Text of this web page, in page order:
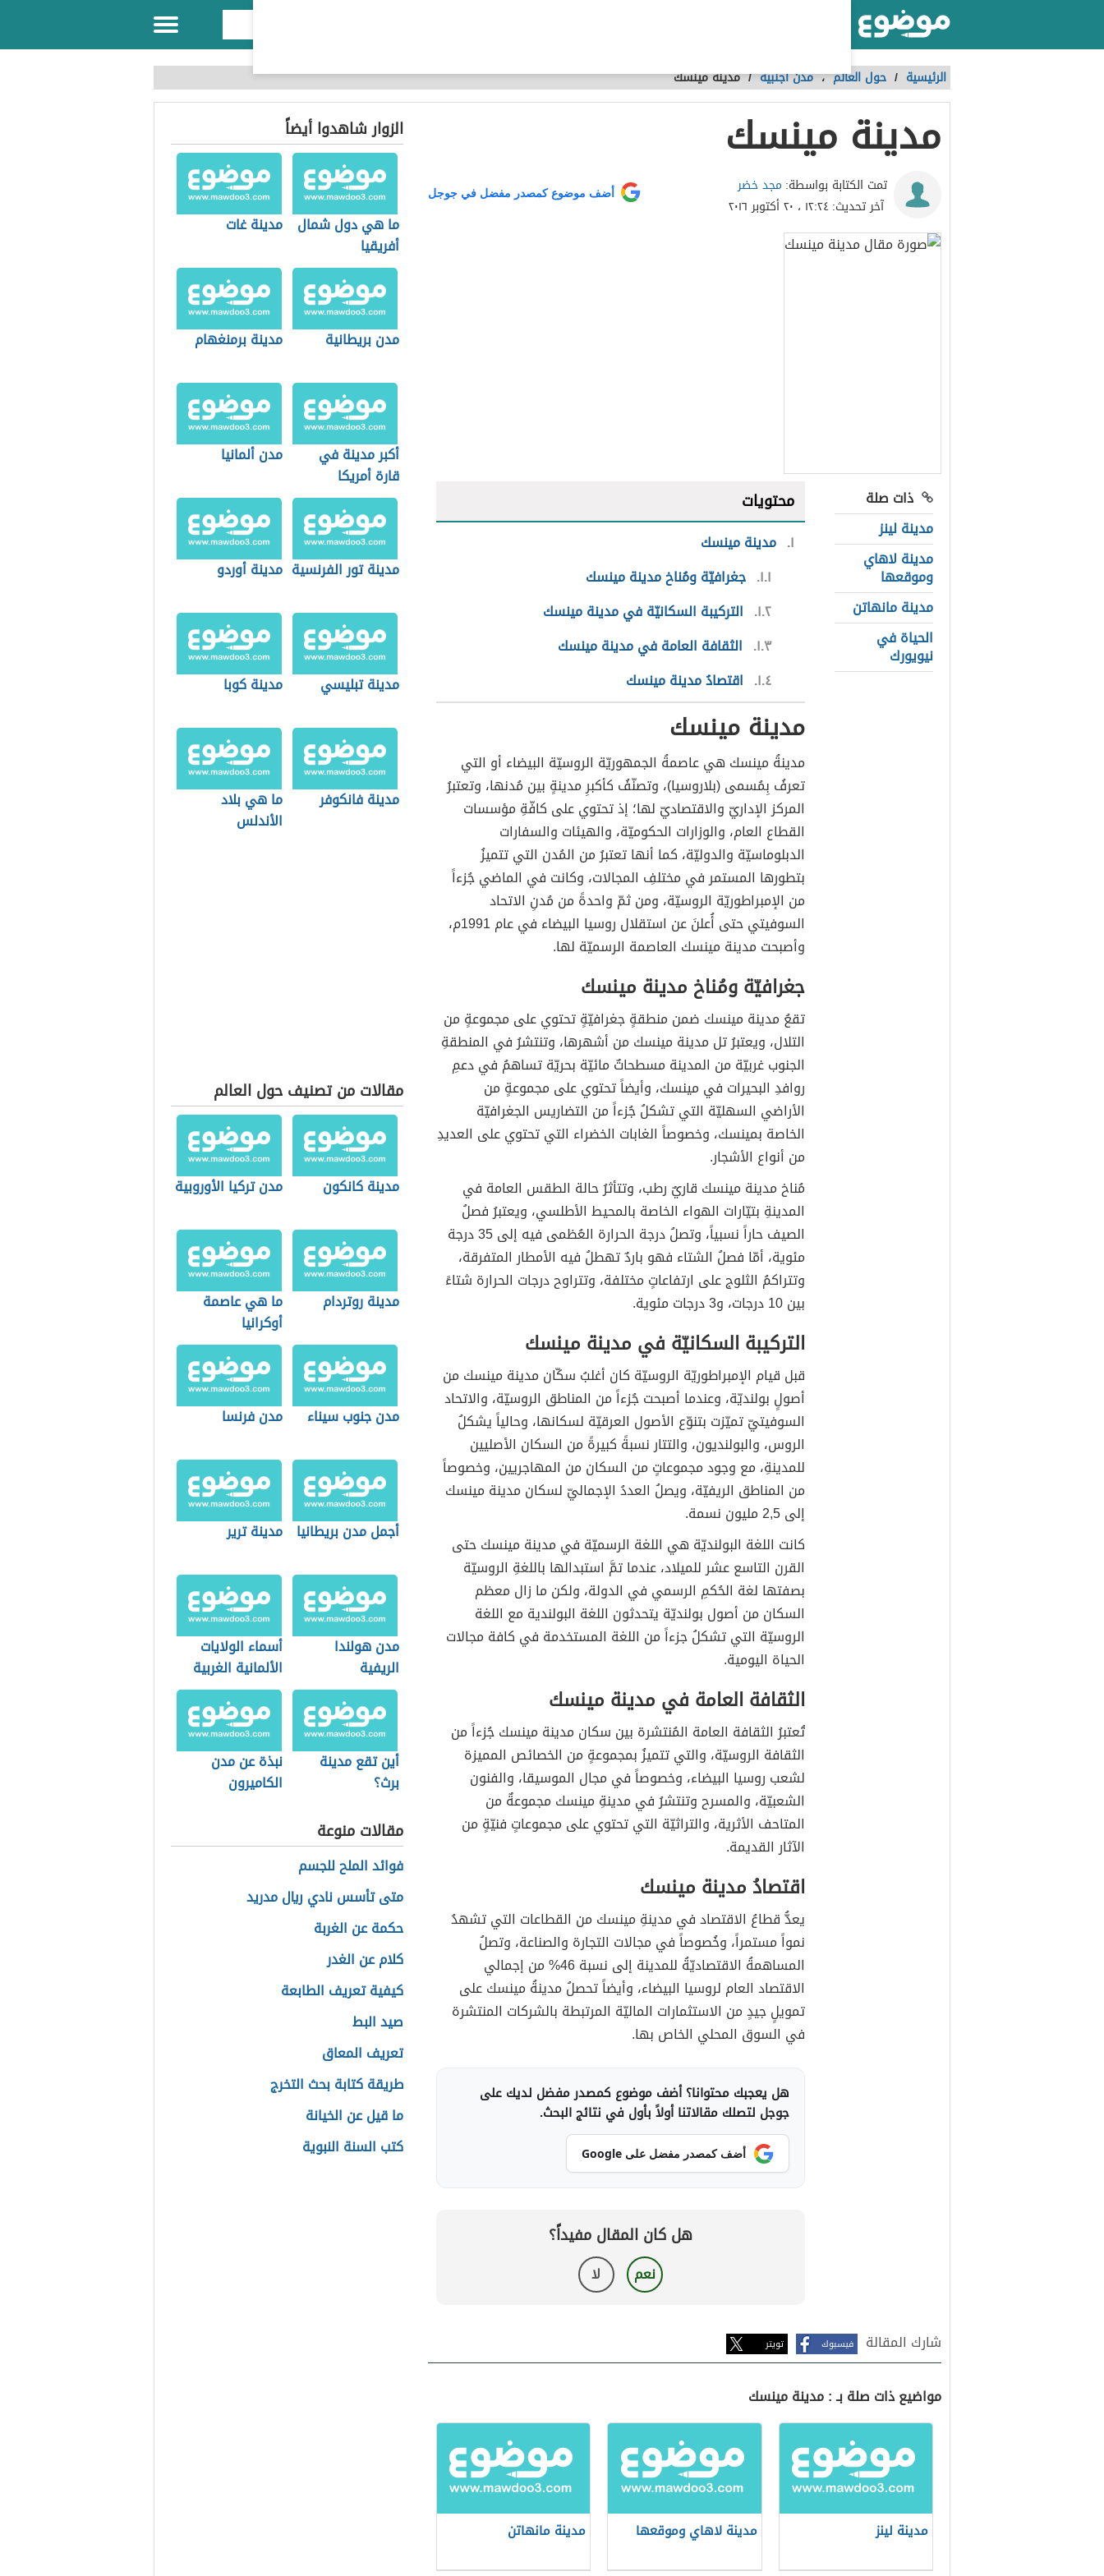
الرئيسية / حول العالم،مدن أجنبية /مدينة مينسك
مدينة مينسك
تمت الكتابة بواسطة: مجد خضر
آخر تحديث:١٢:٢٤ ، ٢٠ أكتوبر ٢٠١٦
أضف موضوع كمصدر مفضل في جوجل
ذات صلة
مدينة لينز
مدينة لاهاي
وموقعها
مدينة مانهاتن
الحياة في
نيويورك
محتويات
١ مدينة مينسك
١.١ جغرافيّة ومُناخ مدينة مينسك
١.٢ التركيبة السكانيّة في مدينة مينسك
١.٣ الثقافة العامة في مدينة مينسك
١.٤ اقتصادُ مدينة مينسك
مدينة مينسك
مدينةُ مينسك هي عاصمةُ الجمهوريّة الروسيّة البيضاء أو التي
تعرفُ بِمُسمى (بلاروسيا)، وتصنّفُ كأكبرِ مدينةٍ بين مُدنها، وتعتبرُ
المركز الإداريّ والاقتصاديّ لها؛ إذ تحتوي على كافّةِ مؤسسات
القطاع العام، والوزارات الحكوميّة، والهيئات والسفارات
الدبلوماسيّة والدوليّة، كما أنها تعتبرُ من المُدن التي تتميزُ
بتطورها المستمر في مختلفِ المجالات، وكانت في الماضي جُزءاً
من الإمبراطوريّة الروسيّة، ومن ثمّ واحدةً من مُدنِ الاتحاد
السوفيتي حتى أُعلنَ عن استقلال روسيا البيضاء في عام 1991م،
وأصبحت مدينة مينسك العاصمة الرسميّة لها.
جغرافيّة ومُناخ مدينة مينسك
تقعُ مدينة مينسك ضمن منطقةٍ جغرافيّةٍ تحتوي على مجموعةٍ من
التلال، ويعتبرُ تل مدينة مينسك من أشهرها، وتنتشرُ في المنطقةِ
الجنوب غربيّة من المدينة مسطحاتٌ مائيّة بحريّة تساهمُ في دعمِ
روافدِ البحيرات في مينسك، وأيضاً تحتوي على مجموعةٍ من
الأراضي السهليّة التي تشكلُ جُزءاً من التضاريس الجغرافيّة
الخاصة بمينسك، وخصوصاً الغابات الخضراء التي تحتوي على العديدِ
من أنواع الأشجار.
مُناخ مدينة مينسك قاريٌ رطب، وتتأثرُ حالة الطقس العامة في
المدينةِ بتيّارات الهواء الخاصة بالمحيط الأطلسي، ويعتبرُ فصلُ
الصيف حاراً نسبياً، وتصلُ درجة الحرارة العُظمى فيه إلى 35 درجة
مئوية، أمّا فصلُ الشتاء فهو باردٌ تهطلُ فيه الأمطار المتفرقة،
وتتراكمُ الثلوج على ارتفاعاتٍ مختلفة، وتتراوح درجات الحرارة شتاءً
بين 10 درجات، و3 درجات مئوية.
التركيبة السكانيّة في مدينة مينسك
قبل قيام الإمبراطوريّة الروسيّة كان أغلبُ سكّان مدينة مينسك من
أصولٍ بولنديّة، وعندما أصبحت جُزءاً من المناطق الروسيّة، والاتحاد
السوفيتيّ تميّزت بتنوّع الأصول العرقيّة لسكانها، وحالياً يشكلُ
الروس، والبولنديون، والتتار نسبةً كبيرةً من السكان الأصليين
للمدينةِ، مع وجود مجموعاتٍ من السكان من المهاجريين، وخصوصاً
من المناطق الريفيّة، ويصلُ العددُ الإجماليّ لسكان مدينة مينسك
إلى 2,5 مليون نسمة.
كانت اللغة البولنديّة هي اللغة الرسميّة في مدينة مينسك حتى
القرن التاسع عشر للميلاد، عندما تمَّ استبدالها باللغةِ الروسيّة
بصفتها لغة الحُكمِ الرسمي في الدولة، ولكن ما زال معظم
السكان من أصول بولنديّة يتحدثون اللغة البولندية مع اللغة
الروسيّة التي تشكلُ جزءاً من اللغة المستخدمة في كافة مجالات
الحياة اليومية.
الثقافة العامة في مدينة مينسك
تُعتبرُ الثقافة العامة المُنتشرة بين سكان مدينة مينسك جُزءاً من
الثقافة الروسيّة، والتي تتميزُ بمجموعةٍ من الخصائص المميزة
لشعب روسيا البيضاء، وخصوصاً في مجال الموسيقا، والفنون
الشعبيّة، والمسرح وتنتشرُ في مدينةِ مينسك مجموعةٌ من
المتاحف الأثرية، والتراثيّة التي تحتوي على مجموعاتٍ فنيّةٍ من
الآثار القديمة.
اقتصادُ مدينة مينسك
يعدُّ قطاعُ الاقتصاد في مدينةِ مينسك من القطاعات التي تشهدُ
نمواً مستمراً، وخُصوصاً في مجالات التجارة والصناعة، وتصلُ
المساهمةُ الاقتصاديّةُ للمدينة إلى نسبة 46% من إجمالي
الاقتصاد العام لروسيا البيضاء، وأيضاً تحصلُ مدينةُ مينسك على
تمويلٍ جيدٍ من الاستثمارات الماليّة المرتبطة بالشركات المنتشرة
في السوق المحلي الخاص بها.
هل يعجبك محتوانا؟ أضف موضوع كمصدر مفضل لديك على
جوجل لتصلك مقالاتنا أولاً بأول في نتائج البحث.
أضف كمصدر مفضل على Google
هل كان المقال مفيداً؟
نعم لا
شارك المقالة فيسبوك تويتر
مواضيع ذات صلة بـ : مدينة مينسك
مدينة لينز مدينة لاهاي وموقعها مدينة مانهاتن
الزوار شاهدوا أيضاً
ما هي دول شمال
أفريقيا
مدينة غات
مدن بريطانية مدينة برمنغهام
أكبر مدينة في
قارة أمريكا
الشمالية
مدن ألمانيا
مدينة تور الفرنسية مدينة أوردو
مدينة تبليسي مدينة كوبا
مدينة فانكوفر
ما هي بلاد
الأندلس
مقالات من تصنيف حول العالم
مدينة كانكون مدن تركيا الأوروبية
مدينة روتردام
ما هي عاصمة
أوكرانيا
مدن جنوب سيناء مدن فرنسا
أجمل مدن بريطانيا مدينة ترير
مدن هولندا
الريفية
أسماء الولايات
الألمانية الغربية
أين تقع مدينة
برث؟
نبذة عن مدن
الكاميرون
مقالات منوعة
فوائد الملح للجسم
متى تأسس نادي ريال مدريد
حكمة عن الغربة
كلام عن الغدر
كيفية تعريف الطابعة
صيد البط
تعريف المعاق
طريقة كتابة بحث التخرج
ما قيل عن الخيانة
كتب السنة النبوية